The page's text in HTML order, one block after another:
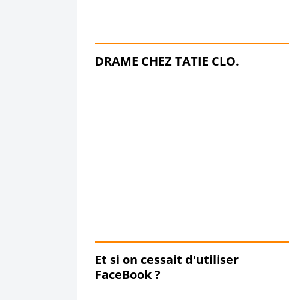
DRAME CHEZ TATIE CLO.
Et si on cessait d'utiliser
FaceBook ?